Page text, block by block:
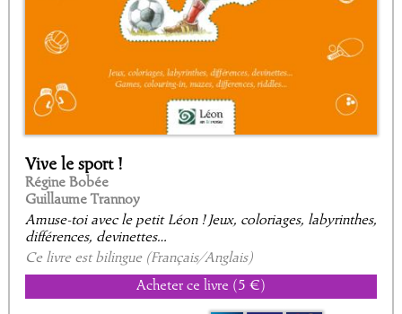
Vive le sport !
Régine Bobée
Guillaume Trannoy
Amuse-toi avec le petit Léon ! Jeux, coloriages, labyrinthes,
différences, devinettes…
Ce livre est bilingue (Français/Anglais)
Acheter ce livre (5 €)